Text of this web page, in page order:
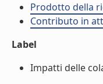
Prodotto della
Contributo in
Label
Impatti delle